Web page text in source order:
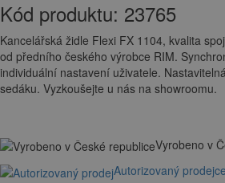
Kód produktu: 23765
Kancelářská židle Flexi FX 1104, kvalita
od předního českého výrobce RIM.
individuální nastavení uživatele.
sedáku. Vyzkoušejte u nás na showroomu.
Vyrobeno v
Autorizovaný prodejce